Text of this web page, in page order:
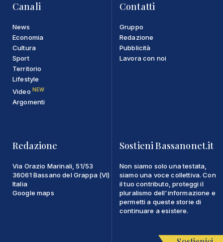
Canali
News
Economia
Cultura
Sport
Territorio
Lifestyle
Video NEW
Argomenti
Contatti
Gruppo
Redazione
Pubblicità
Lavora con noi
Redazione
Via Orazio Marinali, 51/53
36061 Bassano del Grappa (VI)
Italia
Google maps
Sostieni Bassanonet.it
Non siamo solo una testata,
siamo una voce collettiva. Con
il tuo contributo, proteggi il
pluralismo dell'informazione e
permetti a queste storie di
continuare a esistere.